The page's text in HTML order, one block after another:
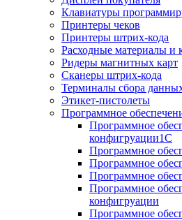
Клавиатуры
Принтеры чеков
Принтеры штрих-кода
Расходные материалы и
Ридеры магнитных карт
Сканеры штрих-кода
Терминалы сбора
Этикет-пистолеты
Программное
Программное
конфигруации1С
Программное
Программное
Программное
Программное
конфигруации
Программное